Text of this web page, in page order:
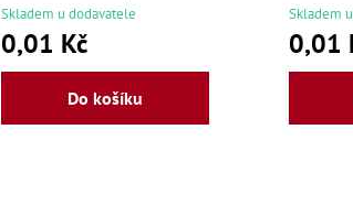
Skladem u dodavatele
0,01 Kč
Do košíku
Skladem
0,01